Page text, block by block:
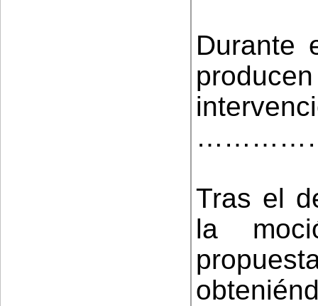
Durante
Tras el
la